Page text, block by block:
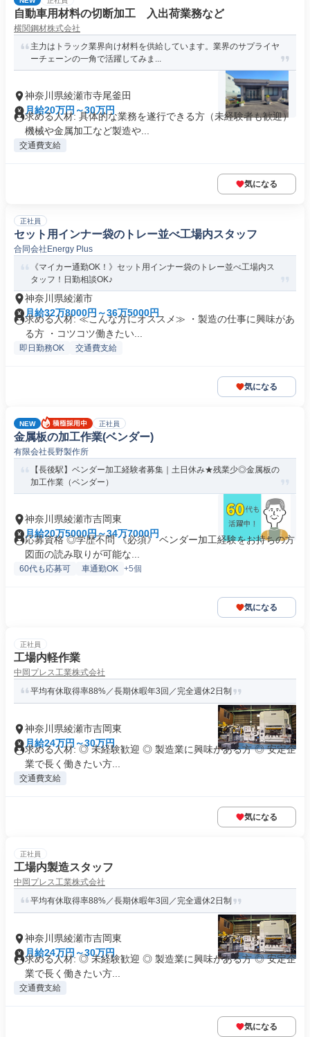
自動車用材料の切断加工 入出荷業務など
横関鋼材株式会社
主力はトラック業界向け材料を供給しています。業界のサプライヤ
ーチェーンの一角で活躍してみま...
神奈川県綾瀬市寺尾釜田
月給20万円～30万円
求める人材: 具体的な業務を遂行できる方（未経験者も歓迎）
機械や金属加工など製造や...
交通費支給
気になる
正社員
セット用インナー袋のトレー並べ工場内スタッフ
合同会社Energy Plus
《マイカー通勤OK！》セット用インナー袋のトレー並べ工場内ス
タッフ！日勤相談OK♪
神奈川県綾瀬市
月給32万8000円～36万5000円
求める人材: ≪こんな方にオススメ≫ ・製造の仕事に興味があ
る方 ・コツコツ働きたい...
即日勤務OK 交通費支給
気になる
NEW 正社員
金属板の加工作業(ベンダー)
有限会社長野製作所
【長後駅】ベンダー加工経験者募集｜土日休み★残業少◎金属板の
加工作業（ベンダー）
神奈川県綾瀬市吉岡東
月給20万5000円～34万7000円
応募資格 ◎学歴不問 《必須》 ベンダー加工経験をお持ちの方
図面の読み取りが可能な...
60代も応募可 車通勤OK +5個
気になる
正社員
工場内軽作業
中岡プレス工業株式会社
平均有休取得率88%／長期休暇年3回／完全週休2日制
神奈川県綾瀬市吉岡東
月給24万円～30万円
求める人材: ◎ 未経験歓迎 ◎ 製造業に興味がある方 ◎ 安定企
業で長く働きたい方...
交通費支給
気になる
正社員
工場内製造スタッフ
中岡プレス工業株式会社
平均有休取得率88%／長期休暇年3回／完全週休2日制
神奈川県綾瀬市吉岡東
月給24万円～30万円
求める人材: ◎ 未経験歓迎 ◎ 製造業に興味がある方 ◎ 安定企
業で長く働きたい方...
交通費支給
気になる